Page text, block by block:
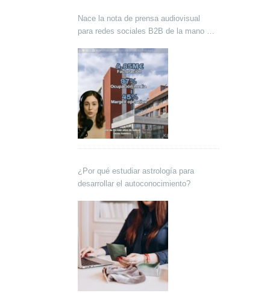
Nace la nota de prensa audiovisual
para redes sociales B2B de la mano de
¿Por qué estudiar astrología para
desarrollar el autoconocimiento?